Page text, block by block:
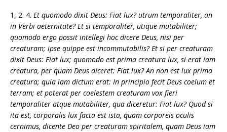
1, 2. 4. Et quomodo dixit Deus: Fiat lux? utrum temporaliter, an
in Verbi aeternitate? Et si temporaliter, utique mutabiliter;
quomodo ergo possit intellegi hoc dicere Deus, nisi per
creaturam; ipse quippe est incommutabilis? Et si per creaturam
dixit Deus: Fiat lux; quomodo est prima creatura lux, si erat iam
creatura, per quam Deus diceret: Fiat lux? An non est lux prima
creatura; quia iam dictum erat: In principio fecit Deus coelum et
terram; et poterat per coelestem creaturam vox fieri
temporaliter atque mutabiliter, qua diceretur: Fiat lux? Quod si
ita est, corporalis lux facta est ista, quam corporeis oculis
cernimus, dicente Deo per creaturam spiritalem, quam Deus iam